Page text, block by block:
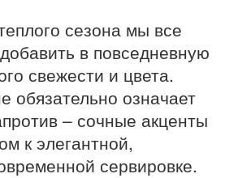
сезона мы все
в повседневную
свежести и цвета.
обязательно означает
– сочные акценты
к элегантной,
сервировке.